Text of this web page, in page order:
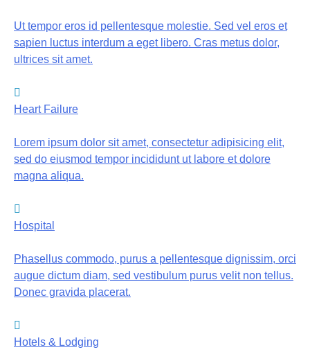
Ut tempor eros id pellentesque molestie. Sed vel eros et
sapien luctus interdum a eget libero. Cras metus dolor,
ultrices sit amet.
Heart Failure
Lorem ipsum dolor sit amet, consectetur adipisicing elit,
sed do eiusmod tempor incididunt ut labore et dolore
magna aliqua.
Hospital
Phasellus commodo, purus a pellentesque dignissim, orci
augue dictum diam, sed vestibulum purus velit non tellus.
Donec gravida placerat.
Hotels & Lodging